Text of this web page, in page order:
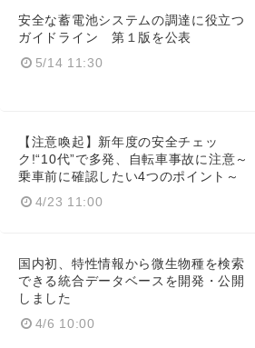
安全な蓄電池システムの調達に役立つ
ガイドライン 第１版を公表
5/14 11:30
【注意喚起】新年度の安全チェッ
ク!“10代”で多発、自転車事故に注意～
乗車前に確認したい4つのポイント～
4/23 11:00
国内初、特性情報から微生物種を検索
できる統合データベースを開発・公開
しました
4/6 10:00